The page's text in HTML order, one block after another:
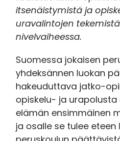
itsenäistymistä ja
uravalintojen
nivelvaiheessa.
Suomessa jokaisen
yhdeksännen luokan
hakeuduttava jatko-
opiskelu- ja urapolusta
elämän ensimmäinen
ja osalle se tulee eteen